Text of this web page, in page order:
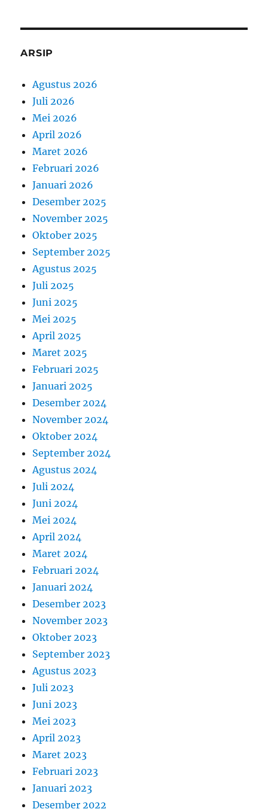
ARSIP
Agustus 2026
Juli 2026
Mei 2026
April 2026
Maret 2026
Februari 2026
Januari 2026
Desember 2025
November 2025
Oktober 2025
September 2025
Agustus 2025
Juli 2025
Juni 2025
Mei 2025
April 2025
Maret 2025
Februari 2025
Januari 2025
Desember 2024
November 2024
Oktober 2024
September 2024
Agustus 2024
Juli 2024
Juni 2024
Mei 2024
April 2024
Maret 2024
Februari 2024
Januari 2024
Desember 2023
November 2023
Oktober 2023
September 2023
Agustus 2023
Juli 2023
Juni 2023
Mei 2023
April 2023
Maret 2023
Februari 2023
Januari 2023
Desember 2022